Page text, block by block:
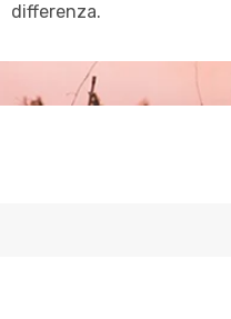
differenza.